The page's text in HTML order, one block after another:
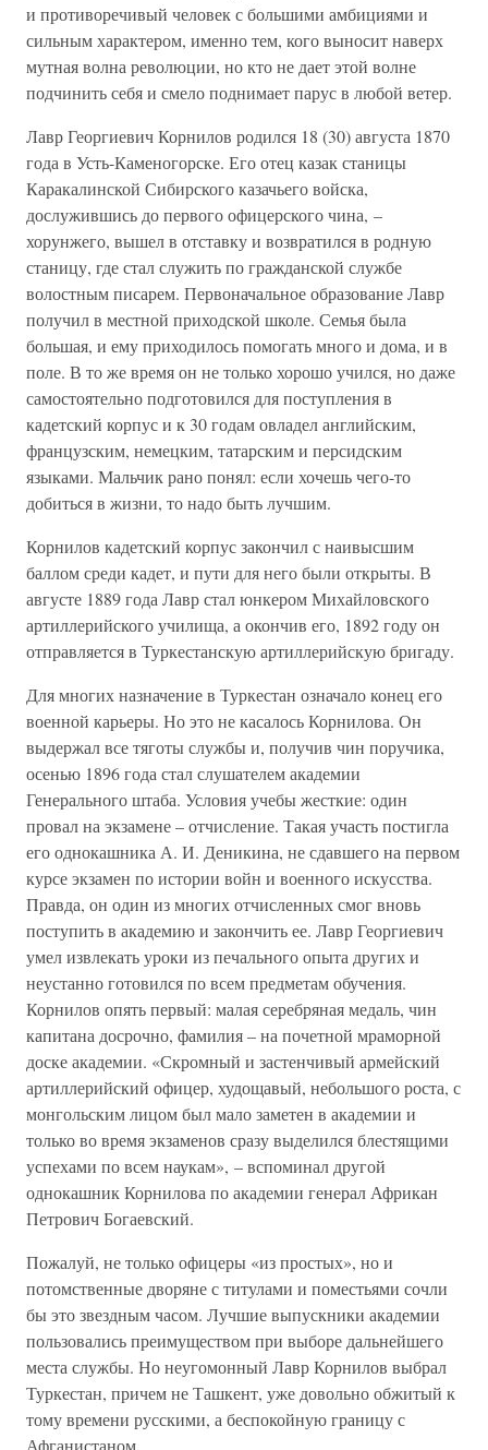
и противоречивый человек с большими амбициями и
сильным характером, именно тем, кого выносит наверх
мутная волна революции, но кто не дает этой волне
подчинить себя и смело поднимает парус в любой ветер.
Лавр Георгиевич Корнилов родился 18 (30) августа 1870
года в Усть-Каменогорске. Его отец казак станицы
Каракалинской Сибирского казачьего войска,
дослужившись до первого офицерского чина, –
хорунжего, вышел в отставку и возвратился в родную
станицу, где стал служить по гражданской службе
волостным писарем. Первоначальное образование Лавр
получил в местной приходской школе. Семья была
большая, и ему приходилось помогать много и дома, и в
поле. В то же время он не только хорошо учился, но даже
самостоятельно подготовился для поступления в
кадетский корпус и к 30 годам овладел английским,
французским, немецким, татарским и персидским
языками. Мальчик рано понял: если хочешь чего-то
добиться в жизни, то надо быть лучшим.
Корнилов кадетский корпус закончил с наивысшим
баллом среди кадет, и пути для него были открыты. В
августе 1889 года Лавр стал юнкером Михайловского
артиллерийского училища, а окончив его, 1892 году он
отправляется в Туркестанскую артиллерийскую бригаду.
Для многих назначение в Туркестан означало конец его
военной карьеры. Но это не касалось Корнилова. Он
выдержал все тяготы службы и, получив чин поручика,
осенью 1896 года стал слушателем академии
Генерального штаба. Условия учебы жесткие: один
провал на экзамене – отчисление. Такая участь постигла
его однокашника А. И. Деникина, не сдавшего на первом
курсе экзамен по истории войн и военного искусства.
Правда, он один из многих отчисленных смог вновь
поступить в академию и закончить ее. Лавр Георгиевич
умел извлекать уроки из печального опыта других и
неустанно готовился по всем предметам обучения.
Корнилов опять первый: малая серебряная медаль, чин
капитана досрочно, фамилия – на почетной мраморной
доске академии. «Скромный и застенчивый армейский
артиллерийский офицер, худощавый, небольшого роста, с
монгольским лицом был мало заметен в академии и
только во время экзаменов сразу выделился блестящими
успехами по всем наукам», – вспоминал другой
однокашник Корнилова по академии генерал Африкан
Петрович Богаевский.
Пожалуй, не только офицеры «из простых», но и
потомственные дворяне с титулами и поместьями сочли
бы это звездным часом. Лучшие выпускники академии
пользовались преимуществом при выборе дальнейшего
места службы. Но неугомонный Лавр Корнилов выбрал
Туркестан, причем не Ташкент, уже довольно обжитый к
тому времени русскими, а беспокойную границу с
Афганистаном.